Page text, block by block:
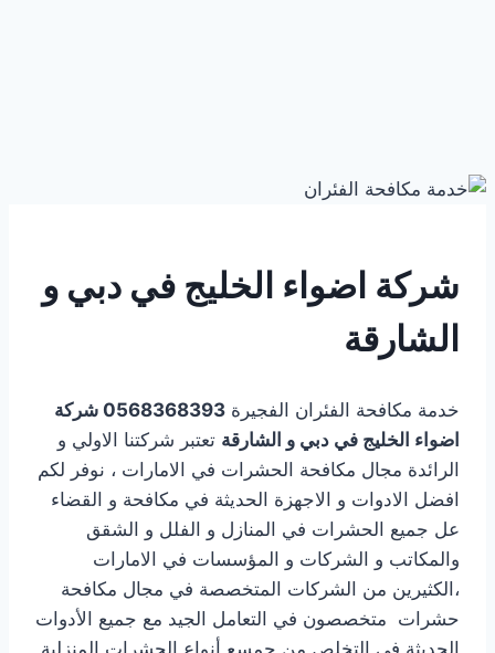
شركة اضواء الخليج في دبي و
الشارقة
خدمة مكافحة الفئران الفجيرة 0568368393 شركة
اضواء الخليج في دبي و الشارقة تعتبر شركتنا الاولي و
الرائدة مجال مكافحة الحشرات في الامارات ، نوفر لكم
افضل الادوات و الاجهزة الحديثة في مكافحة و القضاء
عل جميع الحشرات في المنازل و الفلل و الشقق
والمكاتب و الشركات و المؤسسات في الامارات
،الكثيرين من الشركات المتخصصة في مجال مكافحة
حشرات متخصصون في التعامل الجيد مع جميع الأدوات
الحديثة في التخلص من جمسع أنواع الحشرات المنزلية